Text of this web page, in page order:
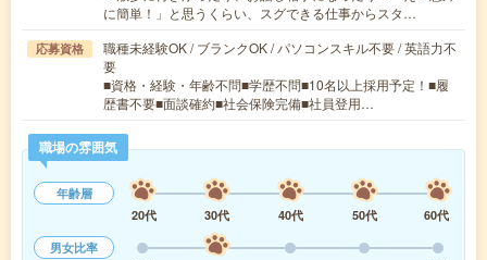
に簡単！」と思うくらい、スグできる仕事からスタ…
応募資格
職種未経験OK / ブランクOK / パソコンスキル不要 / 英語力不
要
■資格・経験・年齢不問■学歴不問■10名以上採用予定！■履
歴書不要■面談確約■社会保険完備■社員登用…
職場の雰囲気
年齢層
20代
30代 40代 50代
60代
男女比率